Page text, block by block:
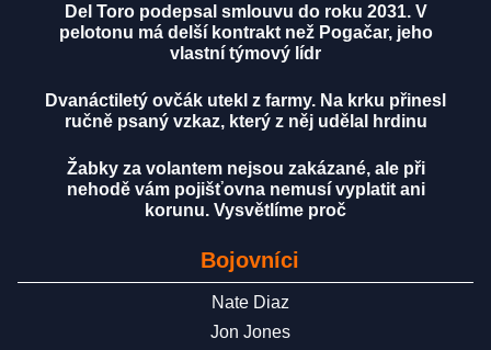
Del Toro podepsal smlouvu do roku 2031. V
pelotonu má delší kontrakt než Pogačar, jeho
vlastní týmový lídr
Dvanáctiletý ovčák utekl z farmy. Na krku přinesl
ručně psaný vzkaz, který z něj udělal hrdinu
Žabky za volantem nejsou zakázané, ale při
nehodě vám pojišťovna nemusí vyplatit ani
korunu. Vysvětlíme proč
Bojovníci
Nate Diaz
Jon Jones